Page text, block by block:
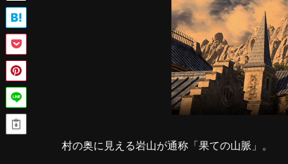
村の奥に見える岩山が通称「果ての山脈」。